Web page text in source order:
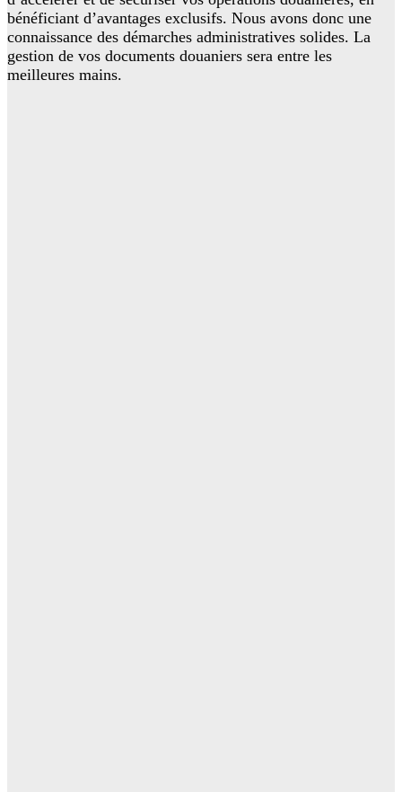
bénéficiant d’avantages exclusifs. Nous avons donc une
connaissance des démarches administratives solides. La
gestion de vos documents douaniers sera entre les
meilleures mains.